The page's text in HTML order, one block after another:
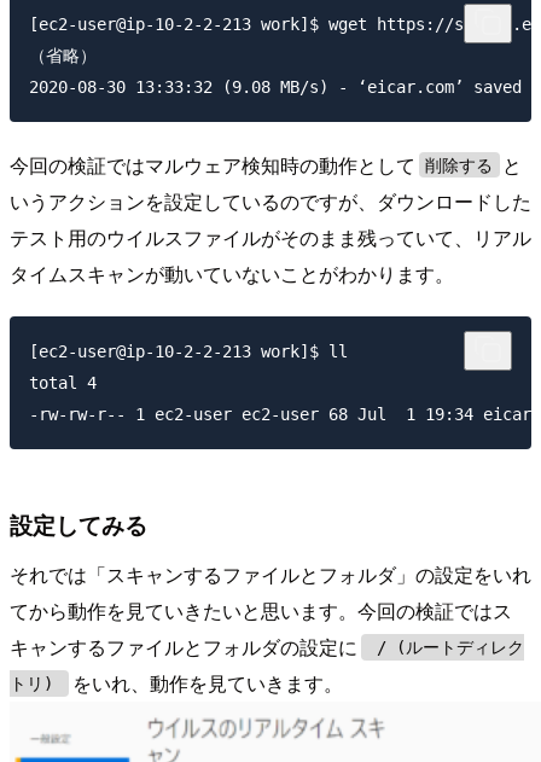
[ec2-user@ip-10-2-2-213 work]$ wget https://
（省略）
今回の検証ではマルウェア検知時の動作として 削除する
と
いうアクションを設定しているのですが、ダウンロードした
テスト用のウイルスファイルがそのまま残っていて、リアル
タイムスキャンが動いていないことがわかります。
[ec2-user@ip-10-2-2-213 work]$ ll
total 4
設定してみる
それでは「スキャンするファイルとフォルダ」の設定をいれ
てから動作を見ていきたいと思います。今回の検証ではス
キャンするファイルとフォルダの設定に
/ (ルートディレク
トリ)
をいれ、動作を見ていきます。